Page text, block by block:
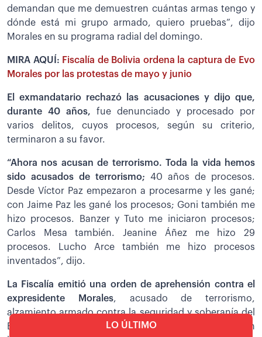
LO ÚLTIMO
demandan que me demuestren cuántas armas tengo y
dónde está mi grupo armado, quiero pruebas”, dijo
Morales en su programa radial del domingo.
MIRA AQUÍ: Fiscalía de Bolivia ordena la captura de Evo
Morales por las protestas de mayo y junio
El exmandatario rechazó las acusaciones y dijo que,
durante 40 años, fue denunciado y procesado por
varios delitos, cuyos procesos, según su criterio,
terminaron a su favor.
“Ahora nos acusan de terrorismo. Toda la vida hemos
sido acusados de terrorismo; 40 años de procesos.
Desde Víctor Paz empezaron a procesarme y les gané;
con Jaime Paz les gané los procesos; Goni también me
hizo procesos. Banzer y Tuto me iniciaron procesos;
Carlos Mesa también. Jeanine Áñez me hizo 29
procesos. Lucho Arce también me hizo procesos
inventados”, dijo.
La Fiscalía emitió una orden de aprehensión contra el
expresidente Morales, acusado de terrorismo,
alzamiento armado contra la seguridad y soberanía del
Estado y otros delitos por su presunta implicación en